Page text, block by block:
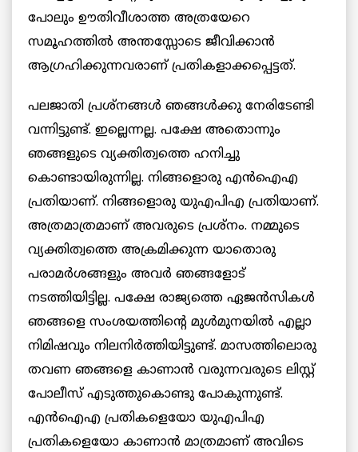
പോലും ഊതിവീശാത്ത അത്രയേറെ
സമൂഹത്തിൽ അന്തസ്സോടെ ജീവിക്കാൻ
ആഗ്രഹിക്കുന്നവരാണ് പ്രതികളാക്കപ്പെട്ടത്.
പലജാതി പ്രശ്‌നങ്ങൾ ഞങ്ങൾക്കു നേരിടേണ്ടി
വന്നിട്ടുണ്ട്. ഇല്ലെന്നല്ല. പക്ഷേ അതൊന്നും
ഞങ്ങളുടെ വ്യക്തിത്വത്തെ ഹനിച്ചു
കൊണ്ടായിരുന്നില്ല. നിങ്ങളൊരു എൻഐഎ
പ്രതിയാണ്. നിങ്ങളൊരു യുഎപിഎ പ്രതിയാണ്.
അത്രമാത്രമാണ് അവരുടെ പ്രശ്‌നം. നമ്മുടെ
വ്യക്തിത്വത്തെ അക്രമിക്കുന്ന യാതൊരു
പരാമർശങ്ങളും അവർ ഞങ്ങളോട്
നടത്തിയിട്ടില്ല. പക്ഷേ രാജ്യത്തെ ഏജൻസികൾ
ഞങ്ങളെ സംശയത്തിന്റെ മുൾമുനയിൽ എല്ലാ
നിമിഷവും നിലനിർത്തിയിട്ടുണ്ട്. മാസത്തിലൊരു
തവണ ഞങ്ങളെ കാണാൻ വരുന്നവരുടെ ലിസ്റ്റ്
പോലീസ് എടുത്തുകൊണ്ടു പോകുന്നുണ്ട്.
എൻഐഎ പ്രതികളെയോ യുഎപിഎ
പ്രതികളെയോ കാണാൻ മാത്രമാണ് അവിടെ